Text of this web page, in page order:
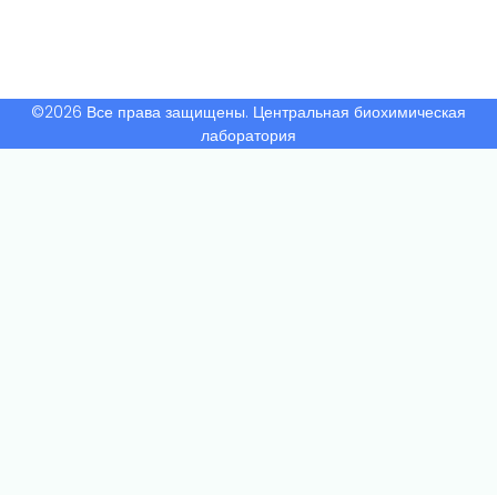
©2026 Все права защищены. Центральная биохимическая
лаборатория